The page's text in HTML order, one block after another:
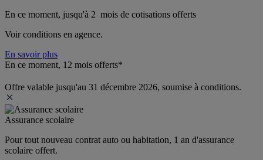
En ce moment, jusqu'à 2  mois de cotisations offerts
Voir conditions en agence.
En savoir plus
En ce moment, 12 mois offerts*
Offre valable jusqu'au 31 décembre 2026, soumise à conditions.
Assurance scolaire
Pour tout nouveau contrat auto ou habitation, 1 an d'assurance
scolaire offert.